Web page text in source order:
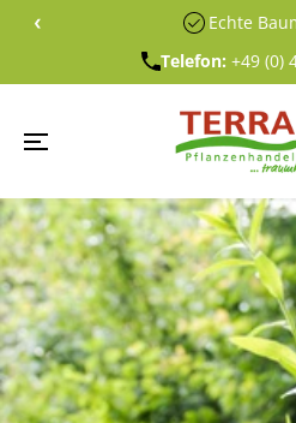
EN SIE ZU
‹ Echte
Telefon: +49 (0)